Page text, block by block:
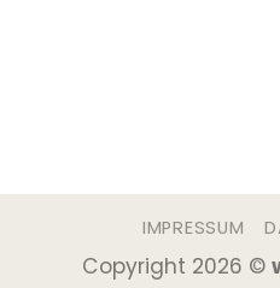
IMPRESSUM
Copyright 2026 ©